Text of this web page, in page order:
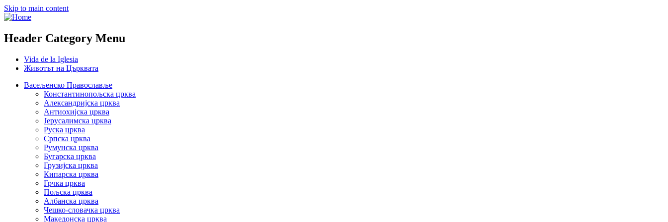
Skip to main content
Header Category Menu
Vida de la Iglesia
Животът на Църквата
Васељенско Православље
Константинопољска црква
Александријска црква
Антиохијска црква
Јерусалимска црква
Руска црква
Српска црква
Румунска црква
Бугарска црква
Грузијска црква
Кипарска црква
Грчка црква
Пољска црква
Албанска црква
Чешко-словачка црква
Македонска црква